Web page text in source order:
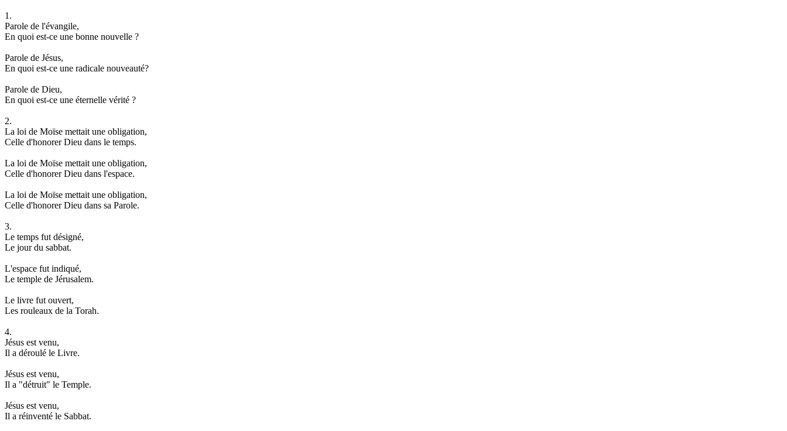
1.
Parole de l'évangile,
En quoi est-ce une bonne nouvelle ?
Parole de Jésus,
En quoi est-ce une radicale nouveauté?
Parole de Dieu,
En quoi est-ce une éternelle vérité ?
2.
La loi de Moïse mettait une obligation,
Celle d'honorer Dieu dans le temps.
La loi de Moïse mettait une obligation,
Celle d'honorer Dieu dans l'espace.
La loi de Moïse mettait une obligation,
Celle d'honorer Dieu dans sa Parole.
3.
Le temps fut désigné,
Le jour du sabbat.
L'espace fut indiqué,
Le temple de Jérusalem.
Le livre fut ouvert,
Les rouleaux de la Torah.
4.
Jésus est venu,
Il a déroulé le Livre.
Jésus est venu,
Il a "détruit" le Temple.
Jésus est venu,
Il a réinventé le Sabbat.